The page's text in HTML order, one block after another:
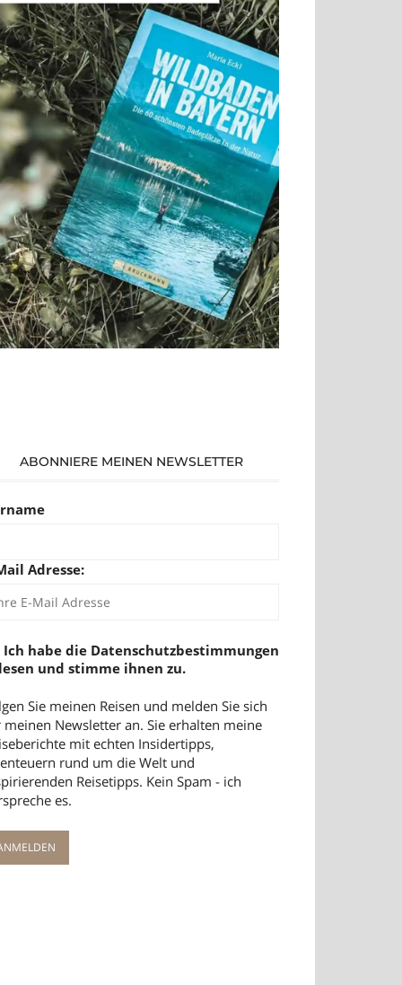
ABONNIERE MEINEN NEWSLETTER
Adresse:
Ich habe die Datenschutzbestimmungen
und stimme ihnen zu.
Sie meinen Reisen und melden Sie sich
Newsletter an. Sie erhalten meine
mit echten Insidertipps,
rund um die Welt und
Reisetipps. Kein Spam - ich
es.